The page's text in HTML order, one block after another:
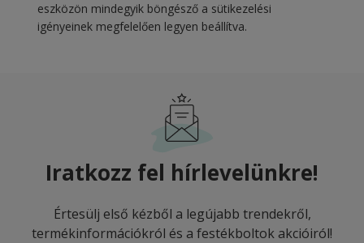
eszközön mindegyik böngésző a sütikezelési
igényeinek megfelelően legyen beállítva.
Iratkozz fel hírlevelünkre!
Értesülj első kézből a legújabb trendekről,
termékinformációkról és a festékboltok akcióiról!